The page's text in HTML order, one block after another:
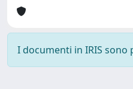
I documenti in IRIS